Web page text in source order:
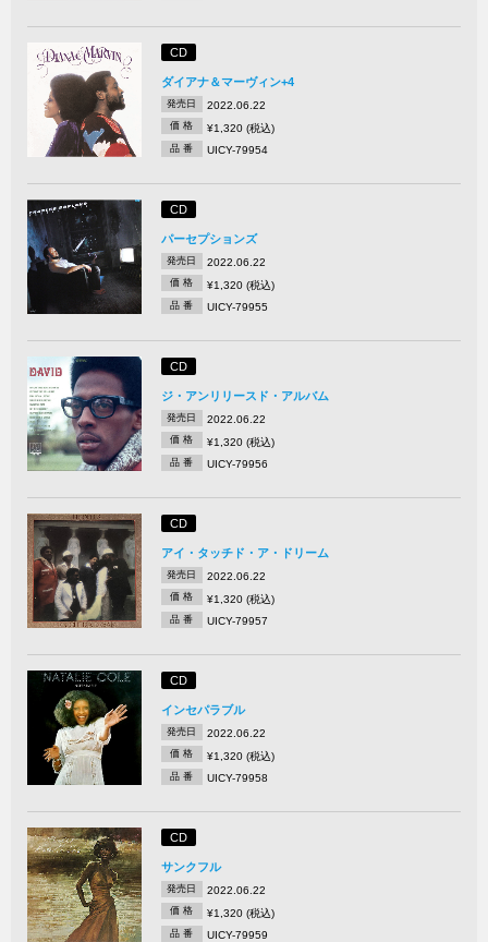
CD
ダイアナ＆マーヴィン+4
発売日 2022.06.22
価 格 ¥1,320 (税込)
品 番 UICY-79954
CD
パーセプションズ
発売日 2022.06.22
価 格 ¥1,320 (税込)
品 番 UICY-79955
CD
ジ・アンリリースド・アルバム
発売日 2022.06.22
価 格 ¥1,320 (税込)
品 番 UICY-79956
CD
アイ・タッチド・ア・ドリーム
発売日 2022.06.22
価 格 ¥1,320 (税込)
品 番 UICY-79957
CD
インセパラブル
発売日 2022.06.22
価 格 ¥1,320 (税込)
品 番 UICY-79958
CD
サンクフル
発売日 2022.06.22
価 格 ¥1,320 (税込)
品 番 UICY-79959